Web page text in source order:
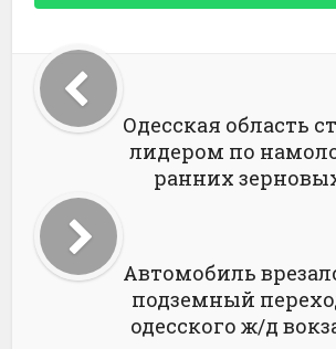
Одесская область
лидером по
ранних
Автомобиль
подземный
одесского ж/д